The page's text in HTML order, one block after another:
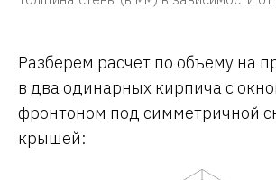
Разберем расчет по объему на
в два одинарных кирпича с
фронтоном под симметричной
крышей: